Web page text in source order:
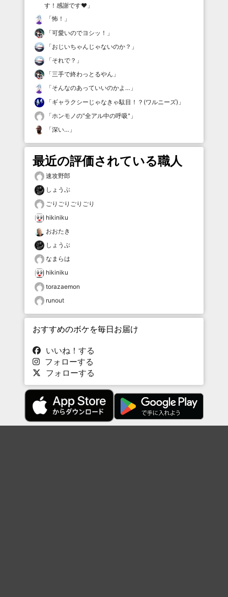
す！感謝です♥️ 」
「怖！ 」
「可愛いのでヨシッ！ 」
「おじいちゃんじゃないのか？ 」
「それで？ 」
「三手で終わっとるやん 」
「そんなのあっていいのかよ… 」
「ギャラクシーじゃなきゃ駄目！？(ワルニーズ) 」
「ホンモノの"全アル中の呼吸" 」
「深い… 」
最近の評価されている職人
速攻野郎
しょうぶ
ごりごりごりごり
hikiniku
おおたき
しょうぶ
なまらは
hikiniku
torazaemon
runout
おすすめのボケを毎日お届け
いいね！する
フォローする
フォローする